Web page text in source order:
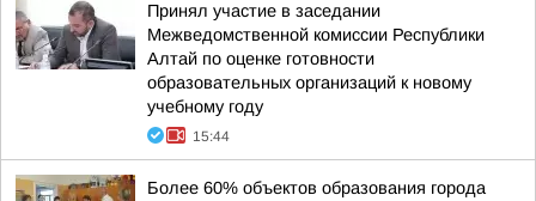
Принял участие в заседании
Межведомственной комиссии Республики
Алтай по оценке готовности
образовательных организаций к новому
учебному году
15:44
Более 60% объектов образования города